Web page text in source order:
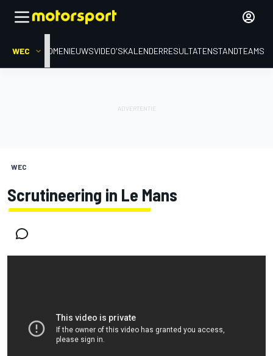
WEC HOMENIEUWSVIDEO'SKALENDERRESULTATENSTANDTEAMS
WEC
Scrutineering in Le Mans